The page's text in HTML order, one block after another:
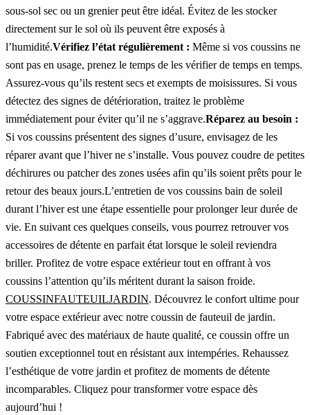
sous-sol sec ou un grenier peut être idéal. Évitez de les stocker
directement sur le sol où ils peuvent être exposés à
l’humidité.Vérifiez l’état régulièrement : Même si vos coussins ne
sont pas en usage, prenez le temps de les vérifier de temps en temps.
Assurez-vous qu’ils restent secs et exempts de moisissures. Si vous
détectez des signes de détérioration, traitez le problème
immédiatement pour éviter qu’il ne s’aggrave.Réparez au besoin :
Si vos coussins présentent des signes d’usure, envisagez de les
réparer avant que l’hiver ne s’installe. Vous pouvez coudre de petites
déchirures ou patcher des zones usées afin qu’ils soient prêts pour le
retour des beaux jours.L’entretien de vos coussins bain de soleil
durant l’hiver est une étape essentielle pour prolonger leur durée de
vie. En suivant ces quelques conseils, vous pourrez retrouver vos
accessoires de détente en parfait état lorsque le soleil reviendra
briller. Profitez de votre espace extérieur tout en offrant à vos
coussins l’attention qu’ils méritent durant la saison froide.
COUSSINFAUTEUILJARDIN. Découvrez le confort ultime pour
votre espace extérieur avec notre coussin de fauteuil de jardin.
Fabriqué avec des matériaux de haute qualité, ce coussin offre un
soutien exceptionnel tout en résistant aux intempéries. Rehaussez
l’esthétique de votre jardin et profitez de moments de détente
incomparables. Cliquez pour transformer votre espace dès
aujourd’hui !